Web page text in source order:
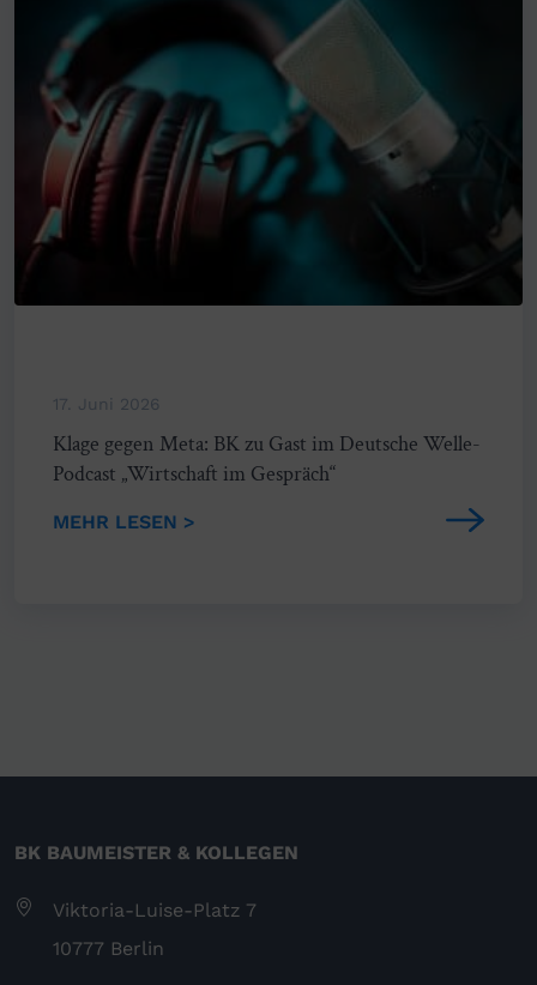
17. Juni 2026
Klage gegen Meta: BK zu Gast im Deutsche Welle-
Podcast „Wirtschaft im Gespräch“
MEHR LESEN >
BK BAUMEISTER & KOLLEGEN
Viktoria-Luise-Platz 7
10777 Berlin